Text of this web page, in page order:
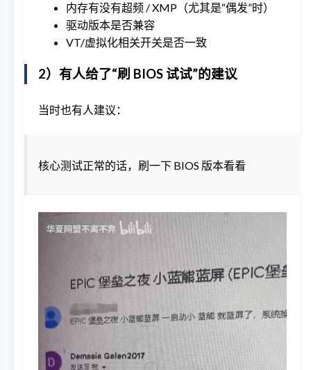
内存有没有超频 / XMP（尤其是“偶发”时）
驱动版本是否兼容
VT/虚拟化相关开关是否一致
2）有人给了“刷 BIOS 试试”的建议
当时也有人建议：
核心测试正常的话，刷一下 BIOS 版本看看